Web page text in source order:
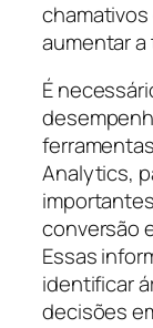
aumentar
É
Analytics,
conversão
Essas
identificar
decisões